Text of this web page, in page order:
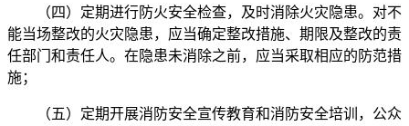
（四）定期进行防火安全检查，及时消除火灾隐患。对不
能当场整改的火灾隐患，应当确定整改措施、期限及整改的责
任部门和责任人。在隐患未消除之前，应当采取相应的防范措
施；
（五）定期开展消防安全宣传教育和消防安全培训，公众